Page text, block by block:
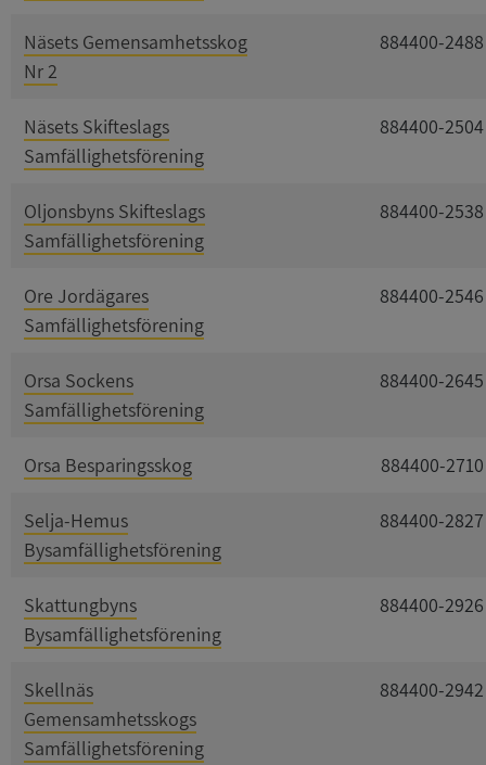
Näsets Gemensamhetsskog
Nr 2
884400-2488
Näsets Skifteslags
Samfällighetsförening
884400-2504
Oljonsbyns Skifteslags
Samfällighetsförening
884400-2538
Ore Jordägares
Samfällighetsförening
884400-2546
Orsa Sockens
Samfällighetsförening
884400-2645
Orsa Besparingsskog 884400-2710
Selja-Hemus
Bysamfällighetsförening
884400-2827
Skattungbyns
Bysamfällighetsförening
884400-2926
Skellnäs
Gemensamhetsskogs
Samfällighetsförening
884400-2942